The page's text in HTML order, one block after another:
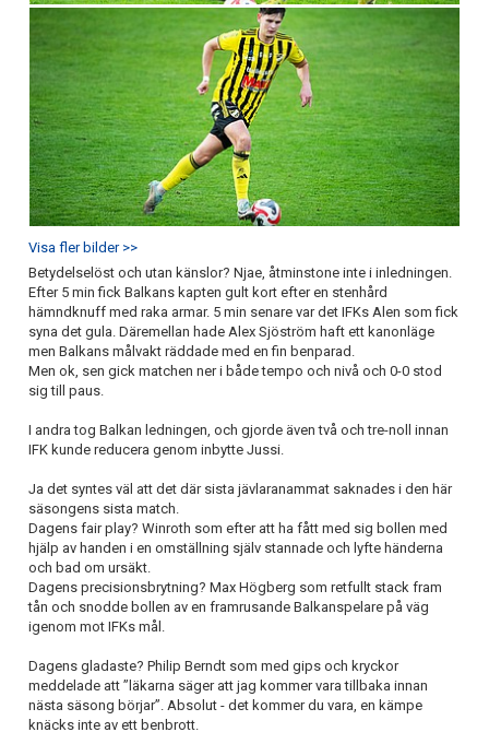
Visa fler bilder >>
Betydelselöst och utan känslor? Njae, åtminstone inte i inledningen.
Efter 5 min fick Balkans kapten gult kort efter en stenhård
hämndknuff med raka armar. 5 min senare var det IFKs Alen som fick
syna det gula. Däremellan hade Alex Sjöström haft ett kanonläge
men Balkans målvakt räddade med en fin benparad.
Men ok, sen gick matchen ner i både tempo och nivå och 0-0 stod
sig till paus.
I andra tog Balkan ledningen, och gjorde även två och tre-noll innan
IFK kunde reducera genom inbytte Jussi.
Ja det syntes väl att det där sista jävlaranammat saknades i den här
säsongens sista match.
Dagens fair play? Winroth som efter att ha fått med sig bollen med
hjälp av handen i en omställning själv stannade och lyfte händerna
och bad om ursäkt.
Dagens precisionsbrytning? Max Högberg som retfullt stack fram
tån och snodde bollen av en framrusande Balkanspelare på väg
igenom mot IFKs mål.
Dagens gladaste? Philip Berndt som med gips och kryckor
meddelade att ”läkarna säger att jag kommer vara tillbaka innan
nästa säsong börjar”. Absolut - det kommer du vara, en kämpe
knäcks inte av ett benbrott.